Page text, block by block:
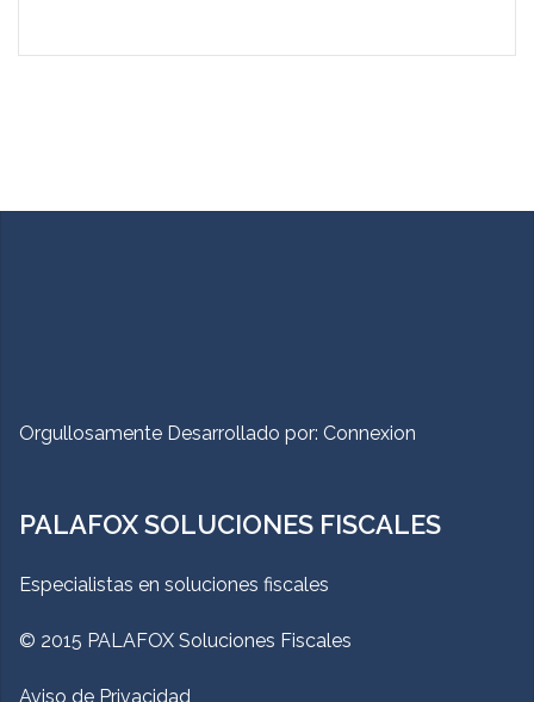
Orgullosamente Desarrollado por: Connexion
PALAFOX SOLUCIONES FISCALES
Especialistas en soluciones fiscales
© 2015 PALAFOX Soluciones Fiscales
Aviso de Privacidad